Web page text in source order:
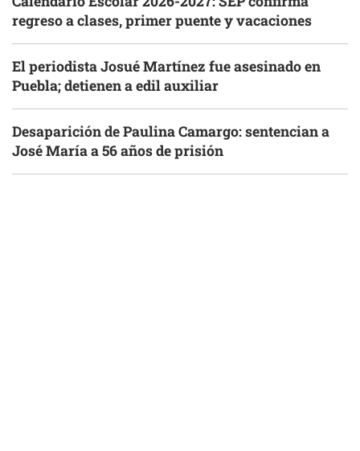
regreso a clases, primer puente y vacaciones
El periodista Josué Martínez fue asesinado en
Puebla; detienen a edil auxiliar
Desaparición de Paulina Camargo: sentencian a
José María a 56 años de prisión